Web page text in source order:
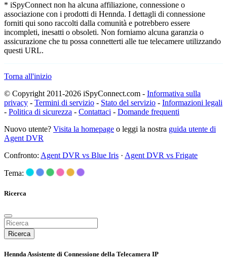
* iSpyConnect non ha alcuna affiliazione, connessione o
associazione con i prodotti di Hennda. I dettagli di connessione
forniti qui sono raccolti dalla comunità e potrebbero essere
incompleti, inesatti o obsoleti. Non forniamo alcuna garanzia o
assicurazione che tu possa connetterti alle tue telecamere utilizzando
questi URL.
Torna all'inizio
© Copyright 2011-2026 iSpyConnect.com - Informativa sulla
privacy - Termini di servizio - Stato del servizio - Informazioni legali
- Politica di sicurezza - Contattaci - Domande frequenti
Nuovo utente? Visita la homepage o leggi la nostra guida utente di
Agent DVR
Confronto: Agent DVR vs Blue Iris · Agent DVR vs Frigate
Tema:
Ricerca
Ricerca
Hennda Assistente di Connessione della Telecamera IP